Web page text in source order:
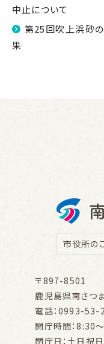
中止について
第25回吹上浜砂
果
市役所の
〒897-8501
鹿児島県南さつ
電話：0993-53-
開庁時間：8:30
閉庁日：土日祝